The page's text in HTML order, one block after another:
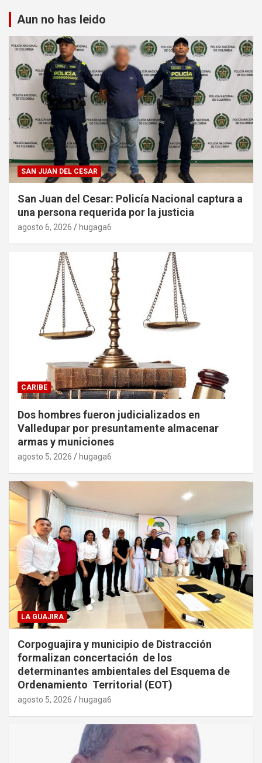
Aun no has leido
SAN JUAN DEL CESAR
San Juan del Cesar: Policía Nacional captura a
una persona requerida por la justicia
agosto 6, 2026 hugaga6
CARIBE
Dos hombres fueron judicializados en
Valledupar por presuntamente almacenar
armas y municiones
agosto 5, 2026 hugaga6
LA GUAJIRA
Corpoguajira y municipio de Distracción
formalizan concertación de los
determinantes ambientales del Esquema de
Ordenamiento Territorial (EOT)
agosto 5, 2026 hugaga6